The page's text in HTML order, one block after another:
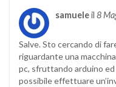
samueleil 8
Salve. Sto cercando di
riguardante una
pc, sfruttando arduino ed
possibile effettuare